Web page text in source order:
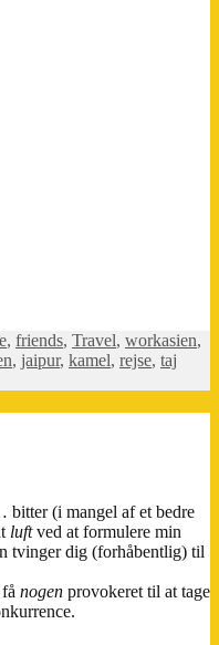
, friends, Travel, workTags
asien,
, jaipur, kamel, rejse, taj
(i mangel af et bedre
luftved at formulere min
tvinger dig (forhåbentlig) til
nogen provokeret til at tage